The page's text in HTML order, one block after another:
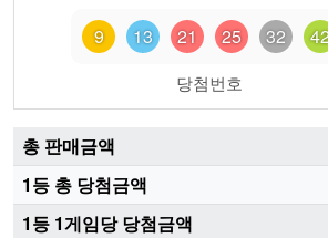
당첨번호
9 13 21 25 32
총 판매금액
1등 총 당첨금액
1등 1게임당 당첨금액